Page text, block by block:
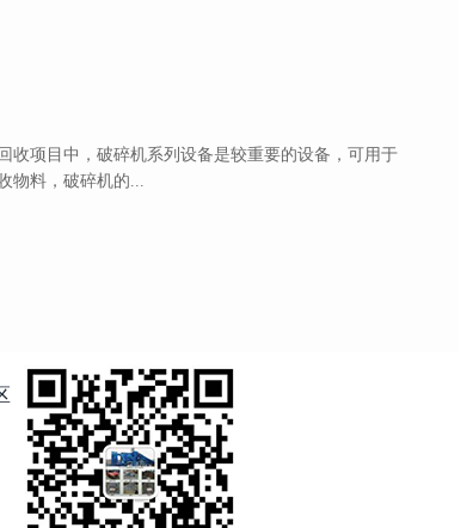
收项目中，破碎机系列设备是较重要的设备，可用于
物料，破碎机的...